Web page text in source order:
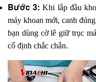
Bước 3: Khi lắp đầu
máy khoan mới, canh
bạn dùng cờ lê giữ trục
cố định chắc chắn.